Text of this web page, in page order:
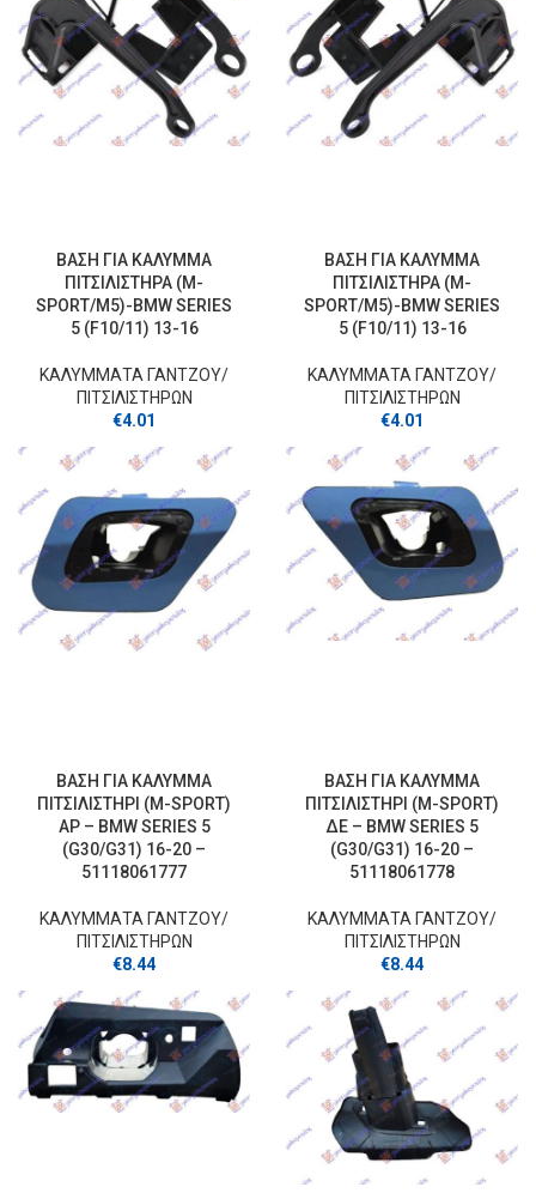
ΒΑΣΗ ΓΙΑ ΚΑΛΥΜΜΑ
ΠΙΤΣΙΛΙΣΤΗΡΑ (M-
SPORT/M5)-BMW SERIES
5 (F10/11) 13-16
ΚΑΛΥΜΜΑΤΑ ΓΑΝΤΖOY/
ΠΙΤΣΙΛΙΣΤΗΡΩΝ
€4.01
ΒΑΣΗ ΓΙΑ ΚΑΛΥΜΜΑ
ΠΙΤΣΙΛΙΣΤΗΡΑ (M-
SPORT/M5)-BMW SERIES
5 (F10/11) 13-16
ΚΑΛΥΜΜΑΤΑ ΓΑΝΤΖOY/
ΠΙΤΣΙΛΙΣΤΗΡΩΝ
€4.01
ΒΑΣΗ ΓΙΑ ΚΑΛΥΜΜΑ
ΠΙΤΣΙΛΙΣΤΗΡΙ (M-SPORT)
ΑΡ – BMW SERIES 5
(G30/G31) 16-20 –
51118061777
ΚΑΛΥΜΜΑΤΑ ΓΑΝΤΖOY/
ΠΙΤΣΙΛΙΣΤΗΡΩΝ
€8.44
ΒΑΣΗ ΓΙΑ ΚΑΛΥΜΜΑ
ΠΙΤΣΙΛΙΣΤΗΡΙ (M-SPORT)
ΔΕ – BMW SERIES 5
(G30/G31) 16-20 –
51118061778
ΚΑΛΥΜΜΑΤΑ ΓΑΝΤΖOY/
ΠΙΤΣΙΛΙΣΤΗΡΩΝ
€8.44